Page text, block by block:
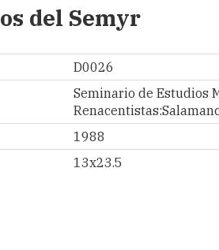
del Semyr
D0026
Seminario de Estudios
1988
13x23.5